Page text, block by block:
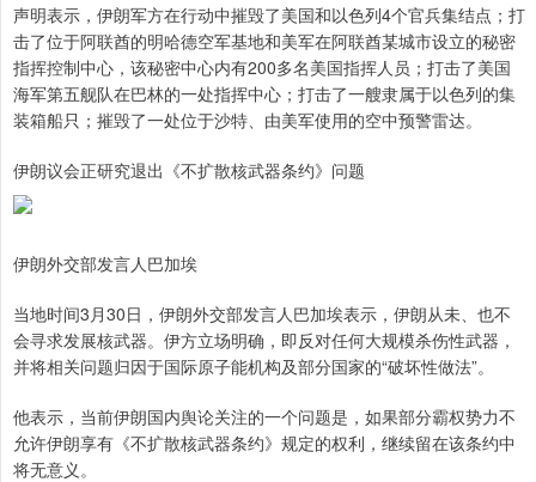
声明表示，伊朗军方在行动中摧毁了美国和以色列4个官兵集结点；打
击了位于阿联酋的明哈德空军基地和美军在阿联酋某城市设立的秘密
指挥控制中心，该秘密中心内有200多名美国指挥人员；打击了美国
海军第五舰队在巴林的一处指挥中心；打击了一艘隶属于以色列的集
装箱船只；摧毁了一处位于沙特、由美军使用的空中预警雷达。
伊朗议会正研究退出《不扩散核武器条约》问题
伊朗外交部发言人巴加埃
当地时间3月30日，伊朗外交部发言人巴加埃表示，伊朗从未、也不
会寻求发展核武器。伊方立场明确，即反对任何大规模杀伤性武器，
并将相关问题归因于国际原子能机构及部分国家的“破坏性做法”。
他表示，当前伊朗国内舆论关注的一个问题是，如果部分霸权势力不
允许伊朗享有《不扩散核武器条约》规定的权利，继续留在该条约中
将无意义。